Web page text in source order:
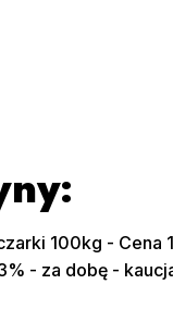
100kg - Cena
- za dobę -